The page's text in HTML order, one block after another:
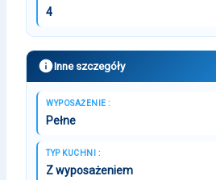
4
Inne szczegóły
WYPOSAŻENIE :
Pełne
TYP KUCHNI :
Z wyposażeniem